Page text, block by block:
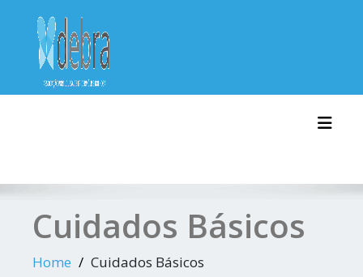
content
Cuidados Básicos
Home Cuidados Básicos